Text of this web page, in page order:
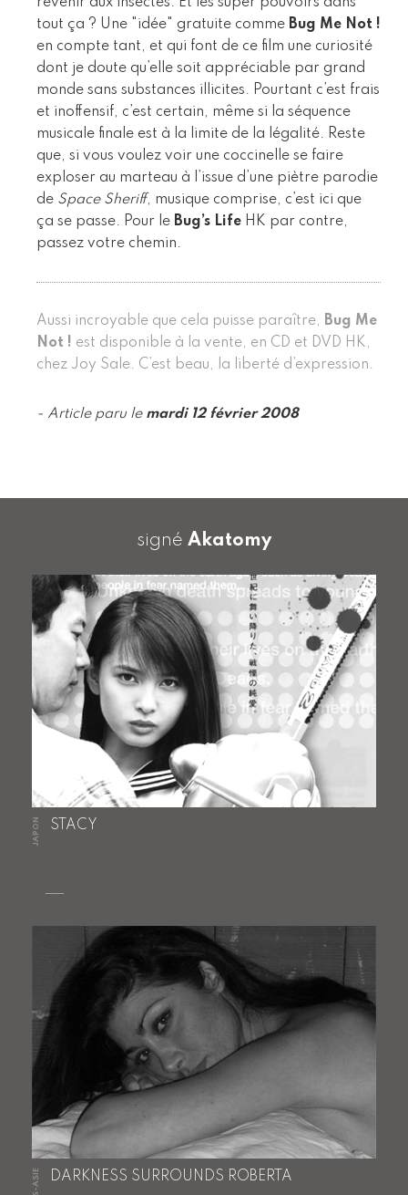
tout ça ? Une "idée" gratuite comme Bug Me Not !
en compte tant, et qui font de ce film une curiosité
dont je doute qu’elle soit appréciable par grand
monde sans substances illicites. Pourtant c’est frais
et inoffensif, c’est certain, même si la séquence
musicale finale est à la limite de la légalité. Reste
que, si vous voulez voir une coccinelle se faire
exploser au marteau à l’issue d’une piètre parodie
de Space Sheriff, musique comprise, c’est ici que
ça se passe. Pour le Bug’s Life HK par contre,
passez votre chemin.
Aussi incroyable que cela puisse paraître, Bug Me
Not ! est disponible à la vente, en CD et DVD HK,
chez Joy Sale. C’est beau, la liberté d’expression.
- Article paru le mardi 12 février 2008
signé Akatomy
JAPON STACY
DARKNESS SURROUNDS ROBERTA